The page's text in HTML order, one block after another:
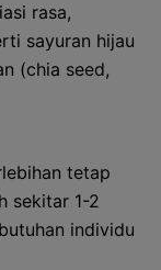
rasa,
sayuran hijau
(chia seed,
tetap
sekitar 1-2
individu